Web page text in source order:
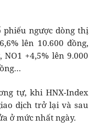
phiếu ngược dòng thị
lên 10.600 đồng,
NO1 +4,5% lên 9.000
tự, khi HNX-Index
dịch trở lại và sau
ở mức nhất ngày.